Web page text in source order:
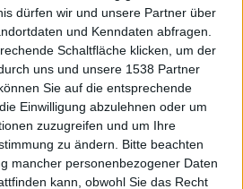
dürfen wir und unsere Partner über
und Kenndaten abfragen.
Schaltfläche klicken, um der
uns und unsere 1538 Partner
Sie auf die entsprechende
Einwilligung abzulehnen oder um
zuzugreifen und um Ihre
zu ändern.
Bitte beachten
mancher personenbezogener Daten
kann, obwohl Sie das Recht